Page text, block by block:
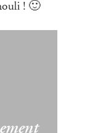
! 🙂